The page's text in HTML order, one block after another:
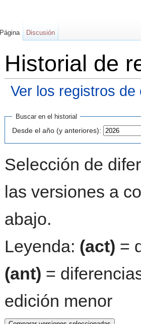
Historial de
Ver los registros de
Buscar en el historial
Desde el año (y anteriores):
Selección de
las versiones a
abajo.
Leyenda: (act) =
(ant) =
edición menor
Página Discusión